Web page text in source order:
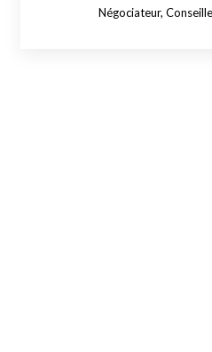
Négociateur,